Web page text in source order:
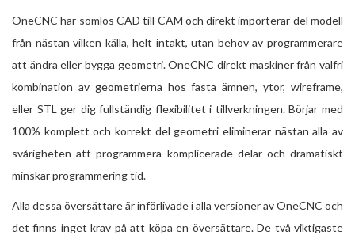
OneCNC har sömlös CAD till CAM och direkt importerar del modell
från nästan vilken källa, helt intakt, utan behov av programmerare
att ändra eller bygga geometri. OneCNC direkt maskiner från valfri
kombination av geometrierna hos fasta ämnen, ytor, wireframe,
eller STL ger dig fullständig flexibilitet i tillverkningen. Börjar med
100% komplett och korrekt del geometri eliminerar nästan alla av
svårigheten att programmera komplicerade delar och dramatiskt
minskar programmering tid.
Alla dessa översättare är införlivade i alla versioner av OneCNC och
det finns inget krav på att köpa en översättare. De två viktigaste